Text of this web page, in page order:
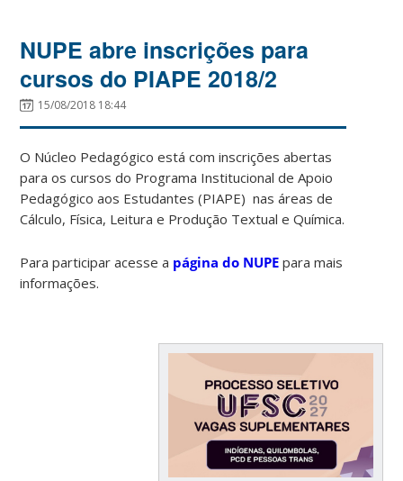
NUPE abre inscrições para
cursos do PIAPE 2018/2
15/08/2018 18:44
O Núcleo Pedagógico está com inscrições abertas
para os cursos do Programa Institucional de Apoio
Pedagógico aos Estudantes (PIAPE) nas áreas de
Cálculo, Física, Leitura e Produção Textual e Química.
Para participar acesse a página do NUPE para mais
informações.